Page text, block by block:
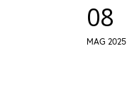
08
MAG 2025